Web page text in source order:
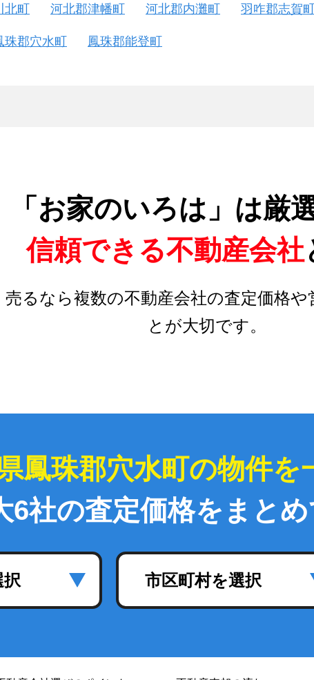
町 河北郡津幡町 河北郡内灘町 羽咋郡志賀町
珠郡穴水町 鳳珠郡能登町
「お家のいろは」は厳
信頼できる不動産会社
売るなら複数の不動産会社の査定価格や
とが大切です。
鳳珠郡穴水町の物件を
6社の査定価格をまと
択 市区町村を選択